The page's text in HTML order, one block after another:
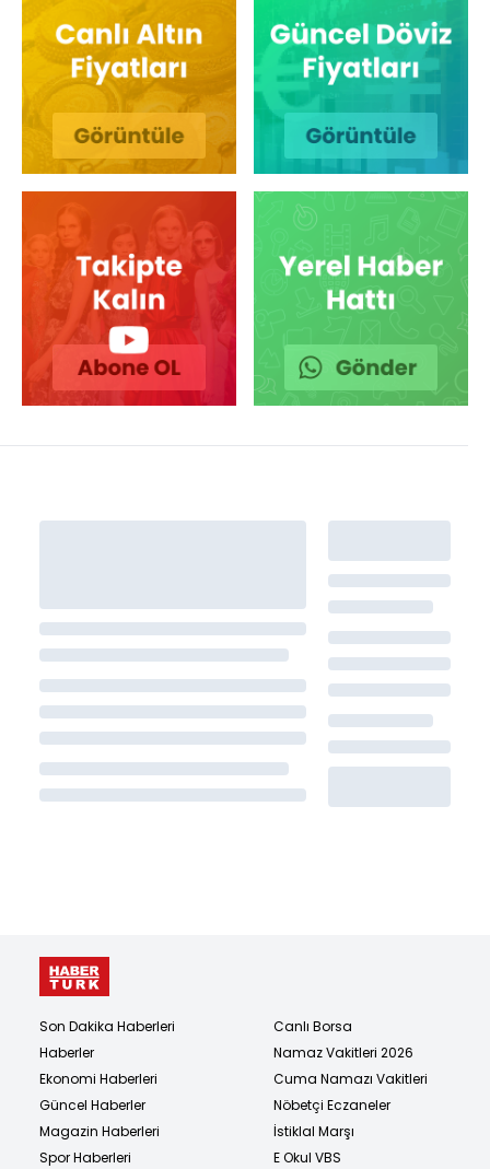
Son Dakika Haberleri
Haberler
Ekonomi Haberleri
Güncel Haberler
Magazin Haberleri
Spor Haberleri
Canlı Borsa
Namaz Vakitleri 2026
Cuma Namazı Vakitleri
Nöbetçi Eczaneler
İstiklal Marşı
E Okul VBS